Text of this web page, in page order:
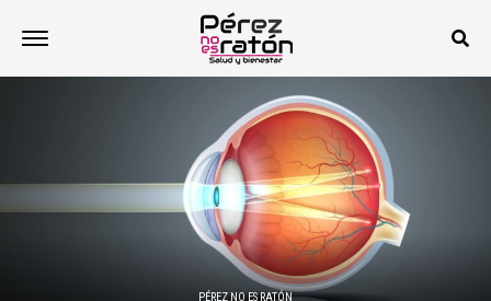
PÉREZ NO ES RATÓN